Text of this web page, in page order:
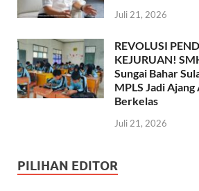
Juli 21, 2026
REVOLUSI
KEJURUAN!
Sungai Bahar
MPLS Jadi
Berkelas
Juli 21, 2026
PILIHAN EDITOR